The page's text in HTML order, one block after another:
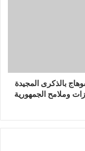
بالذكرى المجيدة
وملامح الجمهورية